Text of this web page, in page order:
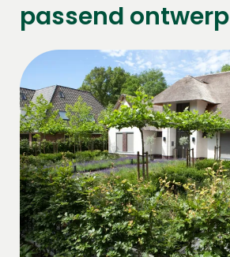
passend ontwerp